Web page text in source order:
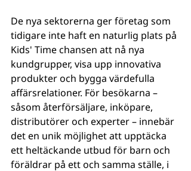
De nya sektorerna ger företag som
tidigare inte haft en naturlig plats på
Kids' Time chansen att nå nya
kundgrupper, visa upp innovativa
produkter och bygga värdefulla
affärsrelationer. För besökarna –
såsom återförsäljare, inköpare,
distributörer och experter – innebär
det en unik möjlighet att upptäcka
ett heltäckande utbud för barn och
föräldrar på ett och samma ställe, i